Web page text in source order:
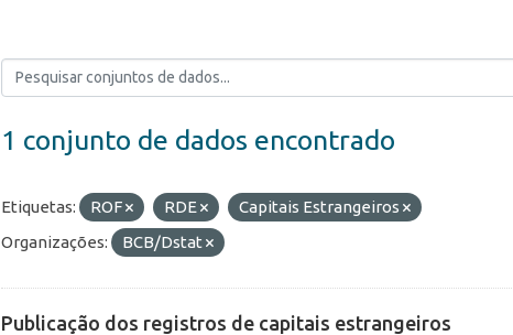
1 conjunto de dados encontrado
Etiquetas: ROF RDE
Capitais Estrangeiros
Organizações:
BCB/Dstat
Publicação dos registros de capitais estrangeiros